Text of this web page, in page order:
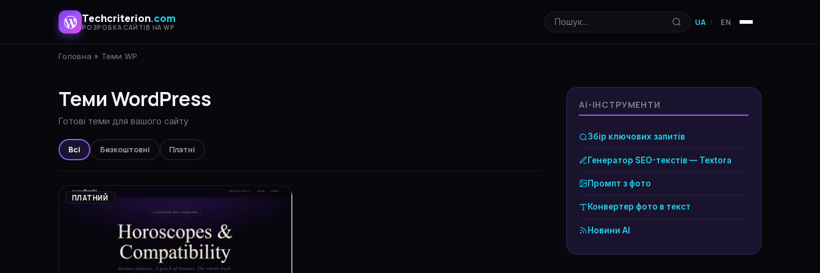
Techcriterion.com
РОЗРОБКА САЙТІВ НА WP Пошук...
UA EN
Головна » Теми WP
Теми WordPress
Готові теми для вашого сайту
Всі Безкоштовні Платні
ПЛАТНИЙ
AI-ІНСТРУМЕНТИ
Збір ключових запитів
Генератор SEO-текстів — Textora
Промпт з фото
Конвертер фото в текст
Новини AI